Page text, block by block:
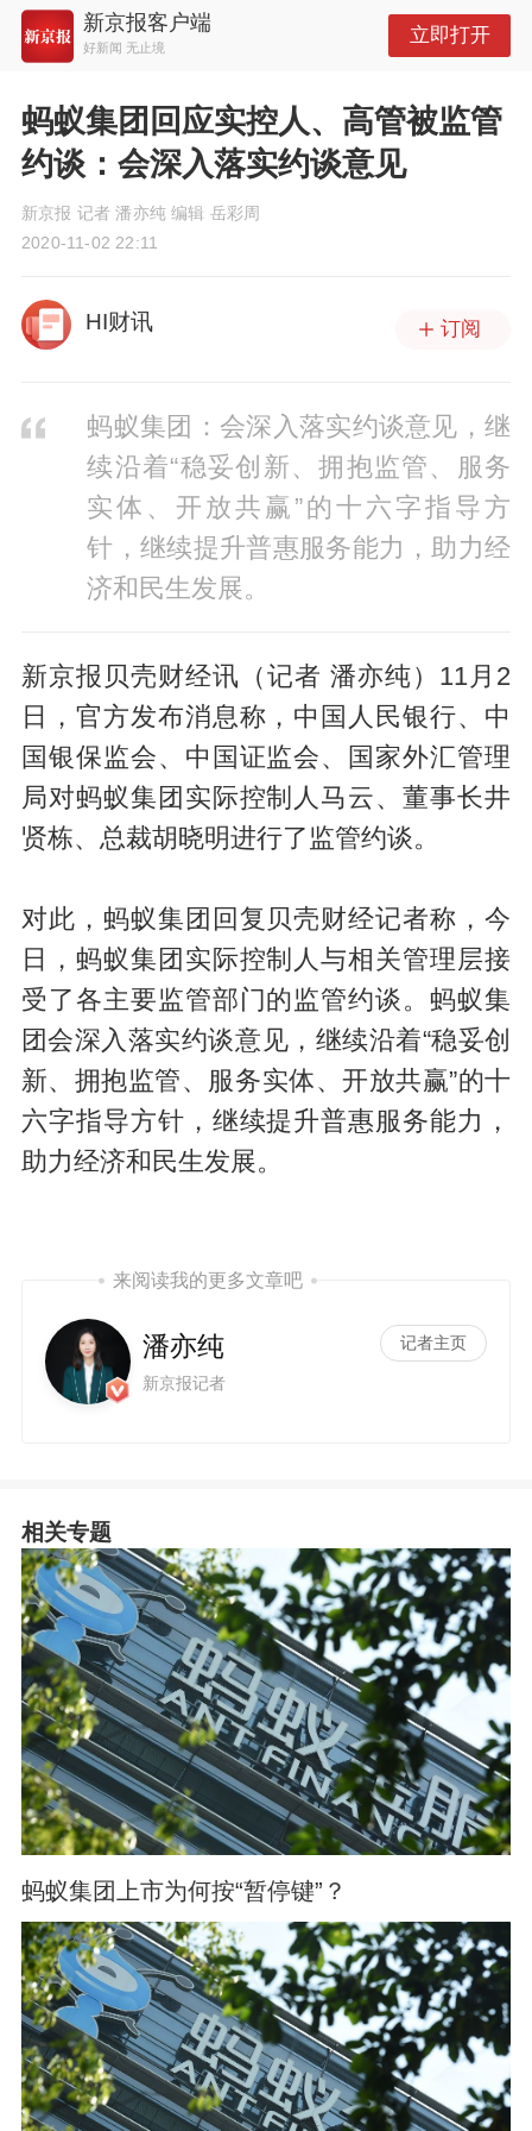
新京报客户端
好新闻 无止境
立即打开
蚂蚁集团回应实控人、高管被监管
约谈：会深入落实约谈意见
新京报 记者 潘亦纯 编辑 岳彩周
2020-11-02 22:11
HI财讯 订阅
蚂蚁集团：会深入落实约谈意见，继
续沿着“稳妥创新、拥抱监管、服务
实体、开放共赢”的十六字指导方
针，继续提升普惠服务能力，助力经
济和民生发展。
新京报贝壳财经讯（记者 潘亦纯）11月2
日，官方发布消息称，中国人民银行、中
国银保监会、中国证监会、国家外汇管理
局对蚂蚁集团实际控制人马云、董事长井
贤栋、总裁胡晓明进行了监管约谈。
对此，蚂蚁集团回复贝壳财经记者称，今
日，蚂蚁集团实际控制人与相关管理层接
受了各主要监管部门的监管约谈。蚂蚁集
团会深入落实约谈意见，继续沿着“稳妥创
新、拥抱监管、服务实体、开放共赢”的十
六字指导方针，继续提升普惠服务能力，
助力经济和民生发展。
来阅读我的更多文章吧
潘亦纯
新京报记者
记者主页
相关专题
蚂蚁集团上市为何按“暂停键”？